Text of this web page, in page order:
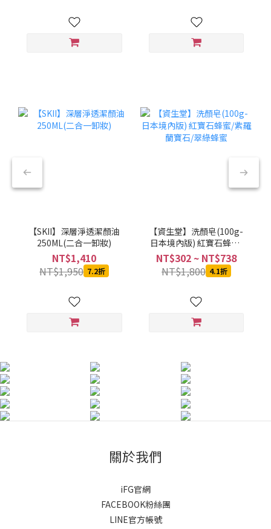
【SKII】深層淨透潔顏油
250ML(二合一卸妝)
NT$1,410
NT$1,950 7.2折
【資生堂】洗顏皂(100g-
日本境內版) 紅寶石蜂蜜/
紫羅蘭寶石/翠綠蜂蜜
NT$302 ~ NT$738
NT$1,800 4.1折
關於我們
iFG官網
FACEBOOK粉絲團
LINE官方帳號